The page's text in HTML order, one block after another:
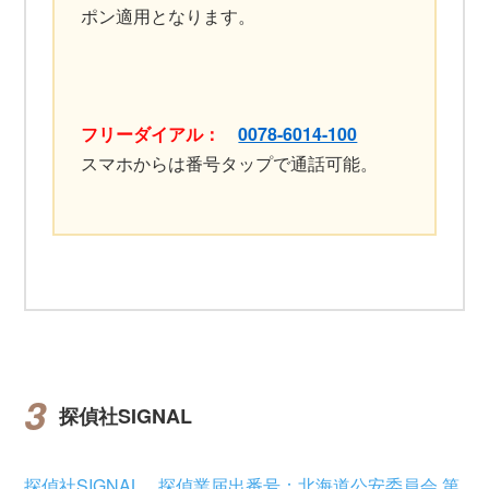
ポン適用となります。
フリーダイアル：0078-6014-100
スマホからは番号タップで通話可能。
探偵社SIGNAL